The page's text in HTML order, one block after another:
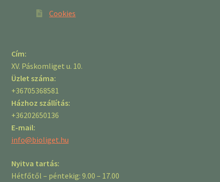
Cookies
Cím:
XV. Páskomliget u. 10.
Üzlet száma:
+36705368581
Házhoz szállítás:
+36202650136
E-mail:
info@bioliget.hu
Nyitva tartás:
Hétfőtől – péntekig: 9.00 – 17.00